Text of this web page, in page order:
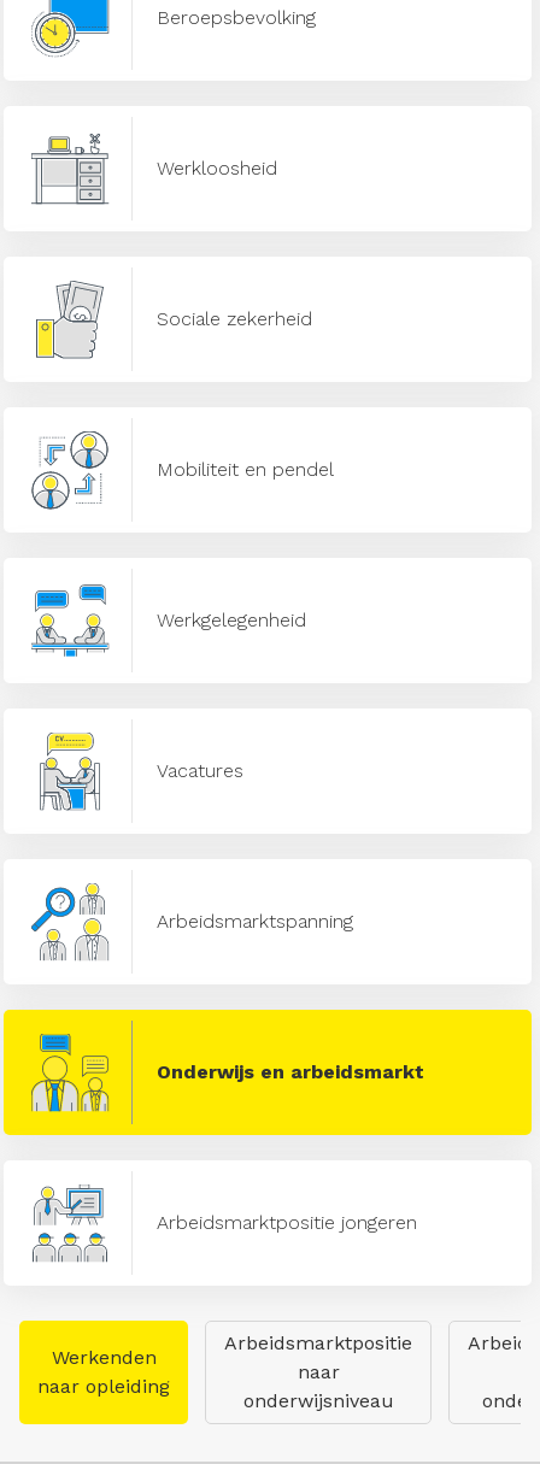
Beroepsbevolking
Werkloosheid
Sociale zekerheid
Mobiliteit en pendel
Werkgelegenheid
Vacatures
Arbeidsmarktspanning
Onderwijs en arbeidsmarkt
Arbeidsmarktpositie jongeren
Werkenden
naar opleiding
Arbeidsmarktpositie
naar
onderwijsniveau